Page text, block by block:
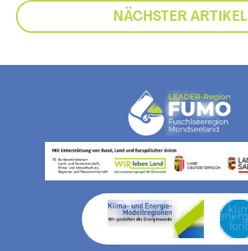
NÄCHSTER ARTIKEL